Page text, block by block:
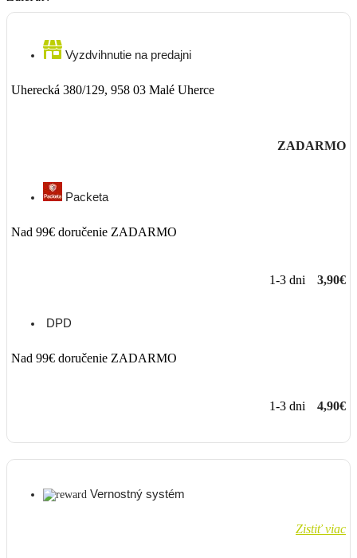
Vyzdvihnutie na predajni
Uherecká 380/129, 958 03 Malé Uherce
ZADARMO
Packeta
Nad 99€ doručenie ZADARMO
1-3 dni 3,90€
DPD
Nad 99€ doručenie ZADARMO
1-3 dni 4,90€
Vernostný systém
Zistiť viac